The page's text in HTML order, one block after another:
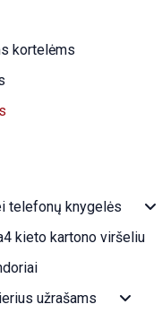
kortelėms
telefonų knygelės
kieto kartono viršeliu
užrašams